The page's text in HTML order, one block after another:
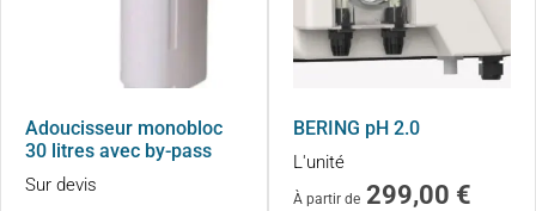
Adoucisseur monobloc
30 litres avec by-pass
Sur devis
BERING pH 2.0
L'unité
À partir de 299,00 €